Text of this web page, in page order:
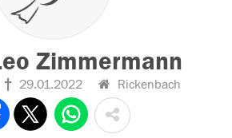
Zimmermann
29.01.2022 Rickenbach